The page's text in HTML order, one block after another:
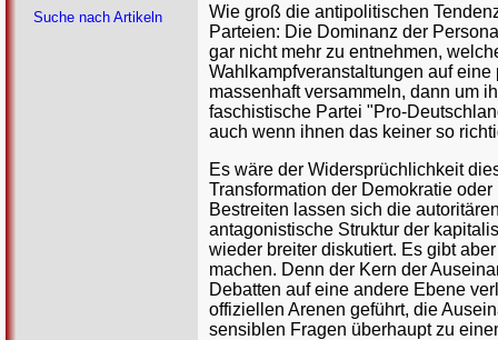
Wie groß die antipolitischen
Parteien: Die Dominanz der
gar nicht mehr zu entnehmen,
Wahlkampfveranstaltungen auf
massenhaft versammeln, dann um
faschistische Partei "Pro-
auch wenn ihnen das keiner so
Es wäre der Widersprüchlichkeit
Transformation der Demokratie
Bestreiten lassen sich die
antagonistische Struktur der
wieder breiter diskutiert. Es gibt
machen. Denn der Kern der
Debatten auf eine andere Ebene
offiziellen Arenen geführt, die
sensiblen Fragen überhaupt zu
Suche nach Artikeln